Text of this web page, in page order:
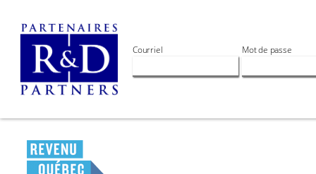
Courriel Mot de passe